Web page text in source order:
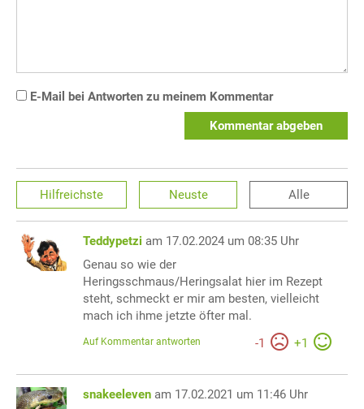
E-Mail bei Antworten zu meinem Kommentar
Kommentar abgeben
Hilfreichste Neuste Alle
Teddypetzi am 17.02.2024 um 08:35 Uhr
Genau so wie der
Heringsschmaus/Heringsalat hier im Rezept
steht, schmeckt er mir am besten, vielleicht
mach ich ihme jetzte öfter mal.
-1 +1
Auf Kommentar antworten
snakeeleven am 17.02.2021 um 11:46 Uhr